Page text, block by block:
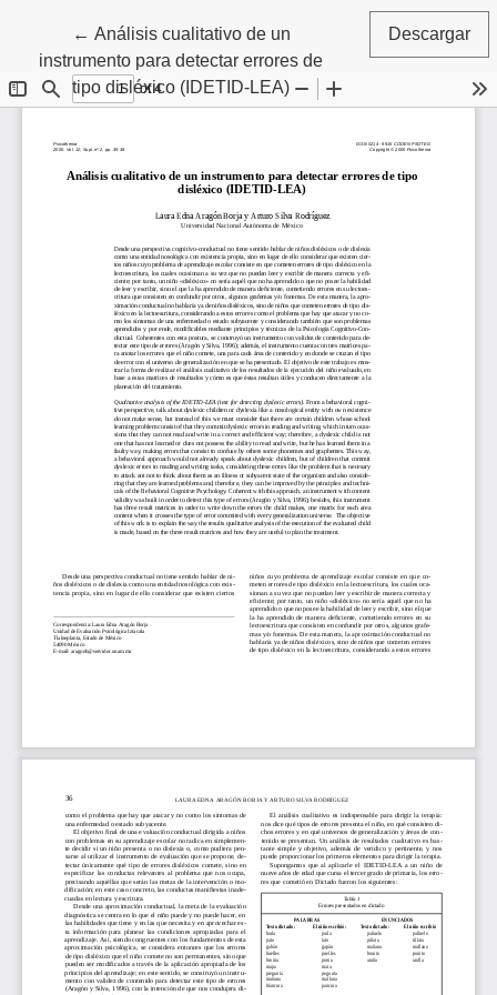
← Volver a los detalles del artículo
Análisis cualitativo de un
instrumento para detectar errores de
tipo disléxico (IDETID-LEA)
Descargar